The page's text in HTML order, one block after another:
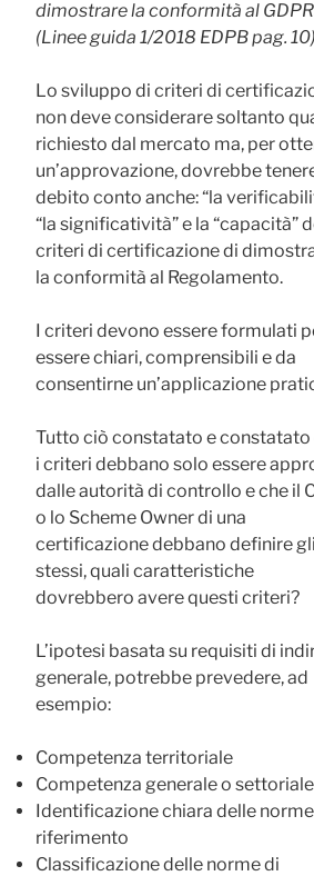
dimostrare la conformità al
(Linee guida 1/2018 EDPB pag. 10)
Lo sviluppo di criteri di
non deve considerare soltanto
richiesto dal mercato ma, per
un’approvazione, dovrebbe
debito conto anche: “la
“la significatività” e la “capacità”
criteri di certificazione di
la conformità al Regolamento.
I criteri devono essere formulati
essere chiari, comprensibili e da
consentirne un’applicazione
Tutto ciò constatato e constatato
i criteri debbano solo essere
dalle autorità di controllo e che il
o lo Scheme Owner di una
certificazione debbano definire gli
stessi, quali caratteristiche
dovrebbero avere questi criteri?
L’ipotesi basata su requisiti di
generale, potrebbe prevedere, ad
esempio:
Competenza territoriale
Competenza generale o settoriale
Identificazione chiara delle
riferimento
Classificazione delle norme di